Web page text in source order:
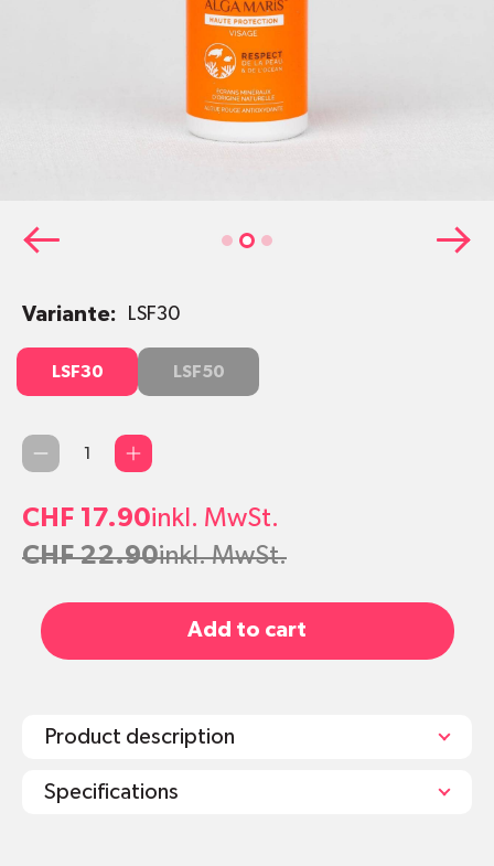
Variante: LSF30
LSF30LSF30 LSF50LSF50
Qty
CHF 17.90inkl. MwSt.
CHF 22.90inkl. MwSt.
Add to cart
Product description
Specifications